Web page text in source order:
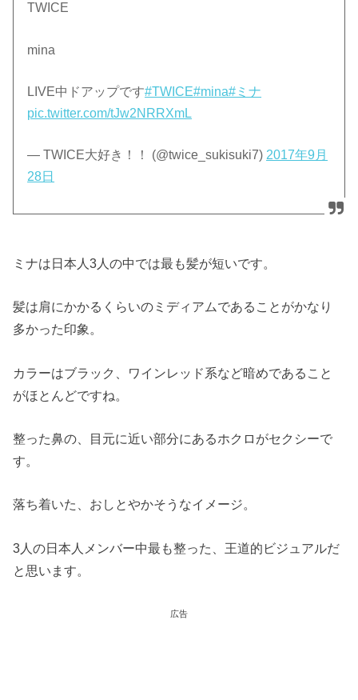
TWICE
mina
LIVE中ドアップです#TWICE#mina#ミナ
pic.twitter.com/tJw2NRRXmL
— TWICE大好き！！ (@twice_sukisuki7) 2017年9月
28日
ミナは日本人3人の中では最も髪が短いです。
髪は肩にかかるくらいのミディアムであることがかなり
多かった印象。
カラーはブラック、ワインレッド系など暗めであること
がほとんどですね。
整った鼻の、目元に近い部分にあるホクロがセクシーで
す。
落ち着いた、おしとやかそうなイメージ。
3人の日本人メンバー中最も整った、王道的ビジュアルだ
と思います。
広告